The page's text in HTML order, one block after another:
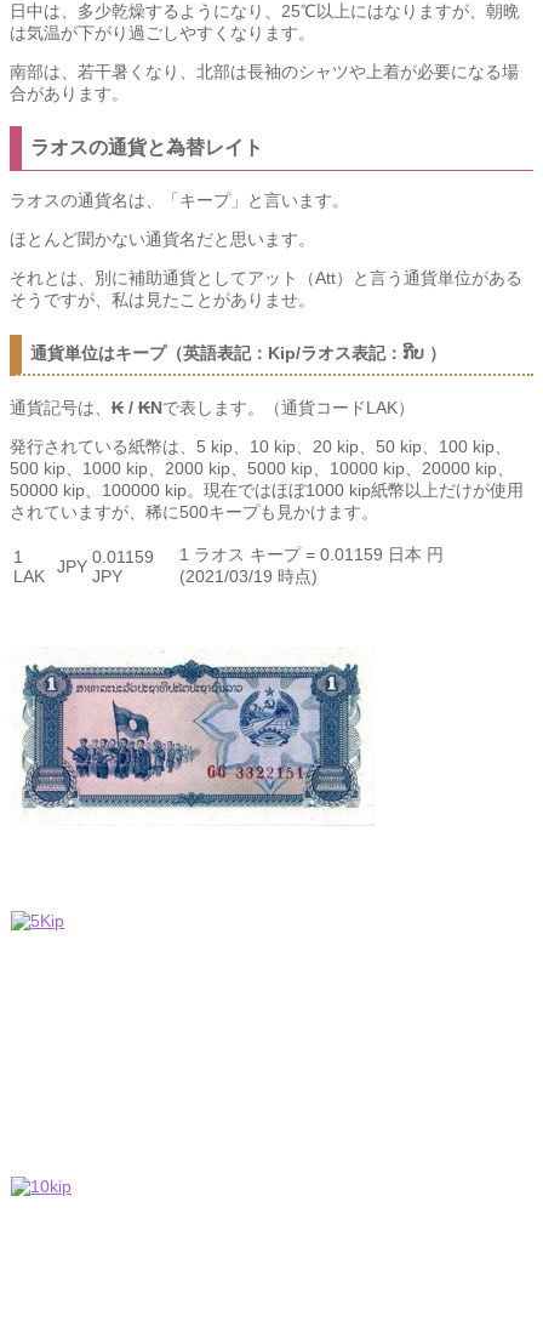
日中は、多少乾燥するようになり、25℃以上にはなりますが、朝晩
は気温が下がり過ごしやすくなります。
南部は、若干暑くなり、北部は長袖のシャツや上着が必要になる場
合があります。
ラオスの通貨と為替レイト
ラオスの通貨名は、「キープ」と言います。
ほとんど聞かない通貨名だと思います。
それとは、別に補助通貨としてアット（Att）と言う通貨単位がある
そうですが、私は見たことがありませ。
通貨単位はキープ（英語表記：Kip/ラオス表記：ກີບ ）
通貨記号は、 ₭ / ₭Nで表します。（通貨コードLAK）
発行されている紙幣は、5 kip、10 kip、20 kip、50 kip、100 kip、
500 kip、1000 kip、2000 kip、5000 kip、10000 kip、20000 kip、
50000 kip、100000 kip。現在ではほぼ1000 kip紙幣以上だけが使用
されていますが、稀に500キープも見かけます。
1
LAK
JPY 0.01159
JPY
1 ラオス キープ = 0.01159 日本 円
(2021/03/19 時点)